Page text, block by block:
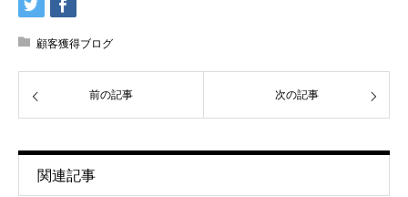
顧客獲得ブログ
前の記事 次の記事
関連記事